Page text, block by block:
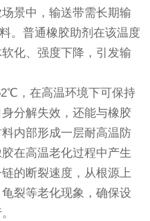
景中，输送带需长期输
。普通橡胶助剂在该温度
化、强度下降，引发输
，在高温环境下可保持
分解失效，还能与橡胶
内部形成一层耐高温防
在高温老化过程中产生
的断裂速度，从根源上
裂等老化现象，确保设